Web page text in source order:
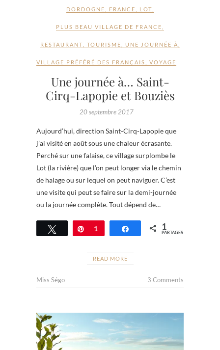
DORDOGNE FRANCE LOT
PLUS BEAU VILLAGE DE FRANCE
RESTAURANT TOURISME UNE JOURNÉE À
VILLAGE PRÉFÉRÉ DES FRANÇAIS VOYAGE
Une journée à… Saint-
Cirq-Lapopie et Bouziès
20 septembre 2017
Aujourd’hui, direction Saint-Cirq-Lapopie que
j’ai visité en août sous une chaleur écrasante.
Perché sur une falaise, ce village surplombe le
Lot (la rivière) que l’on peut longer via le chemin
de halage ou sur lequel on peut naviguer. C’est
une visite qui peut se faire sur la demi-journée
ou la journée complète. Tout dépend de…
Tweetez Épingle
1 Partagez 1
PARTAGES
READ MORE
Miss Ségo 3 Comments